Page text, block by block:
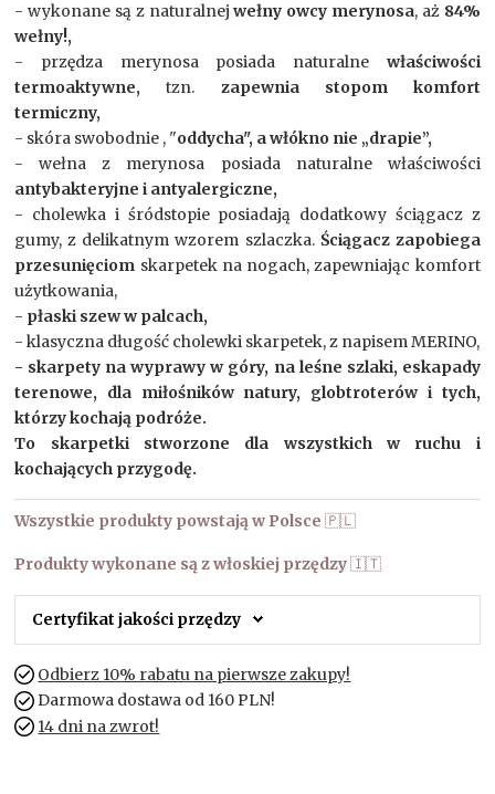
- wykonane są z naturalnejwełny owcy merynosa, aż 84%
wełny!,
- przędza merynosa posiada naturalne właściwości
termoaktywne, tzn. zapewnia stopom komfort
termiczny,
- skóra swobodnie , "oddycha", a włókno nie „drapie”,
- wełna z merynosa posiada naturalne właściwości
antybakteryjne i antyalergiczne,
- cholewka i śródstopie posiadają dodatkowy ściągacz z
gumy, z delikatnym wzorem szlaczka.Ściągacz zapobiega
przesunięciom skarpetek na nogach, zapewniając komfort
użytkowania,
- płaski szew w palcach,
- klasyczna długość cholewki skarpetek, z napisem MERINO,
- skarpety na wyprawy w góry, na leśne szlaki, eskapady
terenowe, dla miłośników natury, globtroterów i tych,
którzy kochają podróże.
To skarpetki stworzone dla wszystkich w ruchu i
kochających przygodę.
Wszystkie produkty powstają w Polsce 🇵🇱
Produkty wykonane są z włoskiej przędzy🇮🇹
Certyfikat jakości przędzy
Odbierz 10% rabatu na pierwsze zakupy!
Darmowa dostawa od 160 PLN!
14 dni na zwrot!